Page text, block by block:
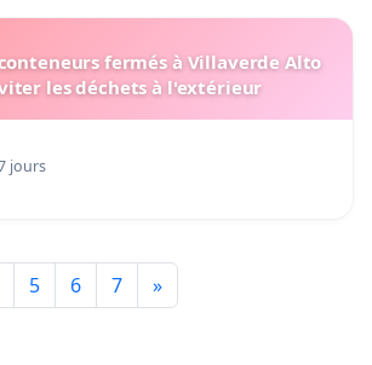
fermés à Villaverde Alto
les déchets à l'extérieur
jours
5 6 7 »